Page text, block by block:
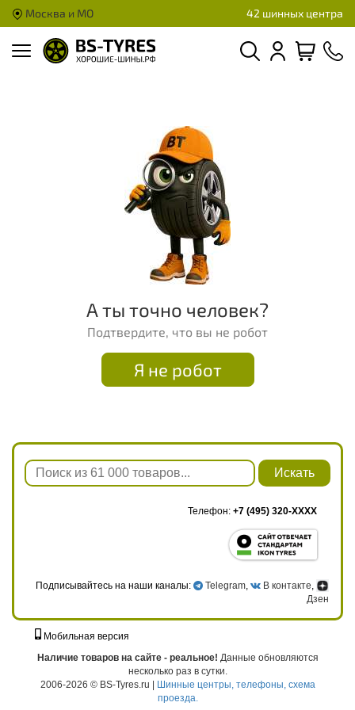
Москва и МО 42 шинных центра
А ты точно человек?
Подтвердите, что вы не робот
Я не робот
Искать
Телефон: +7 (495) 320-XXXX
Подписывайтесь на наши каналы: Telegram , В контакте
Дзен
Мобильная версия
Наличие товаров на сайте - реальное! Данные обновляются
несколько раз в сутки.
2006-2026 © BS-Tyres.ru | Шинные центры, телефоны, схема
проезда.